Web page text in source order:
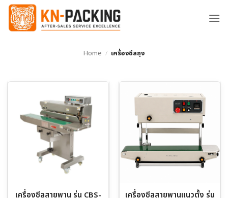
ข้าม
ยัง
Home / เครื่องซีลถุง
เครื่องซีลสายพาน รุ่น CBS-
เครื่องซีลสายพานแนวตั้ง รุ่น